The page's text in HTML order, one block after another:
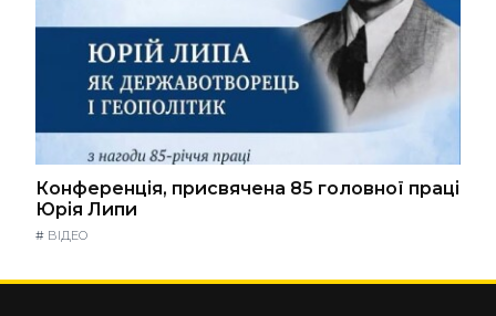
Конференція, присвячена 85 головної праці
Юрія Липи
# ВІДЕО